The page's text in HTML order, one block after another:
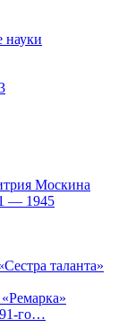
науки
Москина
— 1945
таланта»
го…